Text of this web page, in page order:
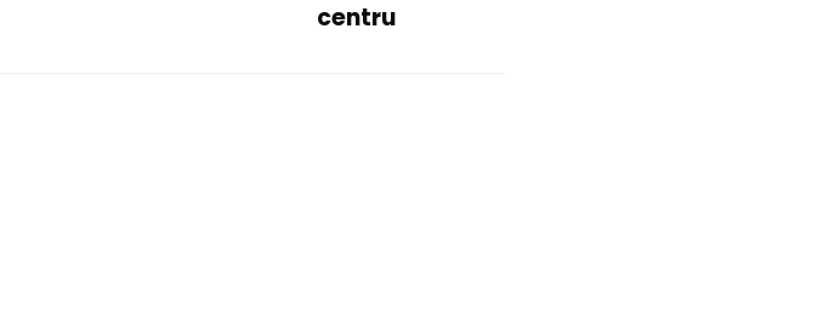
centru